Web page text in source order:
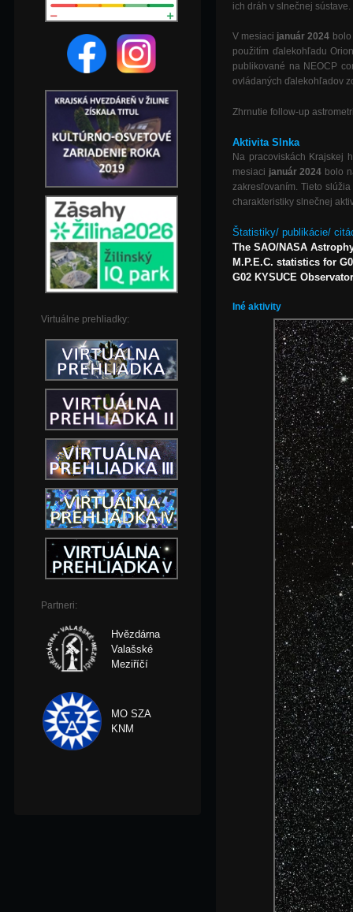
Virtuálne prehliadky:
Partneri:
Hvězdárna
Valašské
Meziříčí
MO SZA
KNM
ich dráh v slnečnej sústave.
V mesiaci január 2024
použitím ďalekohľadu
publikované na NEOCP
ovládaných ďalekohľadov
Zhrnutie follow-up
Aktivita Slnka
Na pracoviskách Krajskej
mesiaci január 2024 bolo
zakresľovaním. Tieto
charakteristiky slnečnej
Štatistiky/ publikácie/
The SAO/NASA
M.P.E.C. statistics for
G02 KYSUCE
Iné aktivity